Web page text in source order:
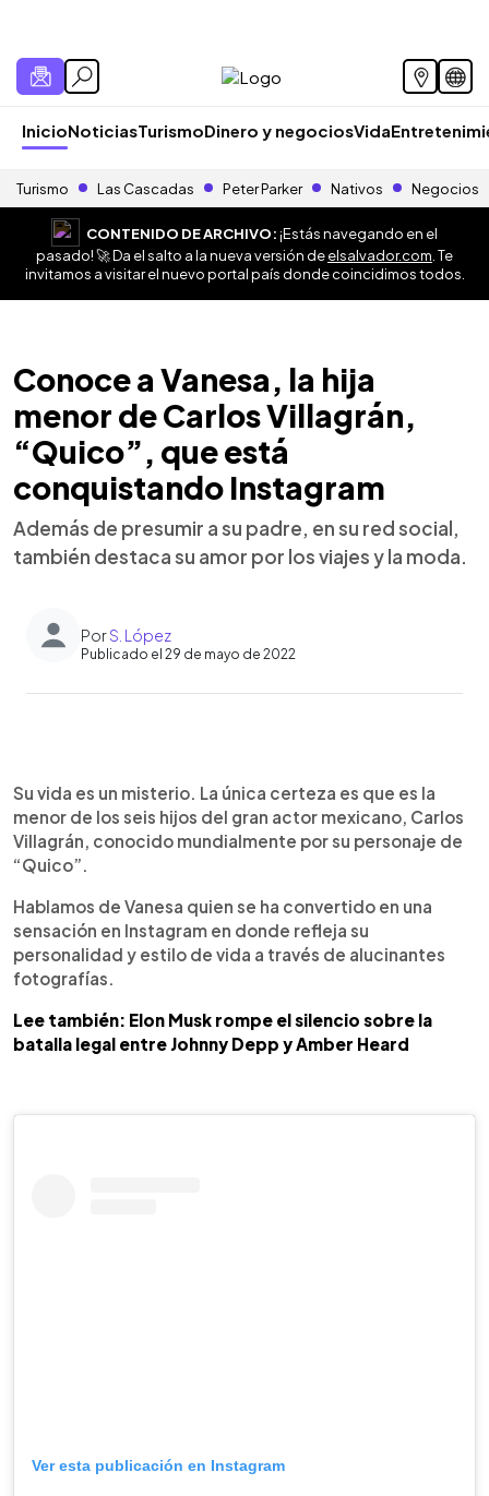
InicioNoticiasTurismoDinero y negociosVida
Turismo Las Cascadas Peter Parker Nativos Negocios
CONTENIDO DE ARCHIVO:¡Estás navegando en el
pasado! 🚀 Da el salto a la nueva versión deelsalvador.com . Te
invitamos a visitar el nuevo portal país donde coincidimos todos.
Conoce a Vanesa, la hija
menor de Carlos Villagrán,
“Quico”, que está
conquistando Instagram
Además de presumir a su padre, en su red social,
también destaca su amor por los viajes y la moda.
PorS. López
Publicado el 29 de mayo de 2022
Escuchar artículo
Su vida es un misterio. La única certeza es que es la
menor de los seis hijos del gran actor mexicano, Carlos
Villagrán, conocido mundialmente por su personaje de
“Quico”.
Hablamos de Vanesa quien se ha convertido en una
sensación en Instagram en donde refleja su
personalidad y estilo de vida a través de alucinantes
fotografías.
Lee también: Elon Musk rompe el silencio sobre la
batalla legal entre Johnny Depp y Amber Heard
Ver esta publicación en Instagram